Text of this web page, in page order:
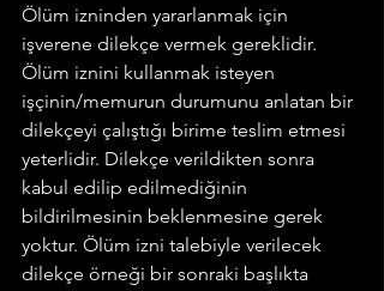
Ölüm izninden yararlanmak için
işverene dilekçe vermek gereklidir.
Ölüm iznini kullanmak isteyen
işçinin/memurun durumunu anlatan bir
dilekçeyi çalıştığı birime teslim etmesi
yeterlidir. Dilekçe verildikten sonra
kabul edilip edilmediğinin
bildirilmesinin beklenmesine gerek
yoktur. Ölüm izni talebiyle verilecek
dilekçe örneği bir sonraki başlıkta